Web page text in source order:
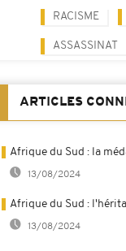
RACISME
ASSASSINAT
ARTICLES
Afrique du Sud : la
13/08/2024
Afrique du Sud :
13/08/2024